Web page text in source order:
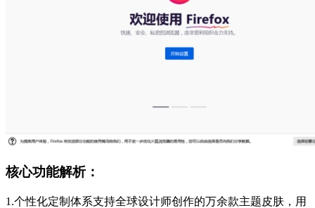
核心功能解析：
1.个性化定制体系支持全球设计师创作的万余款主题皮肤，用